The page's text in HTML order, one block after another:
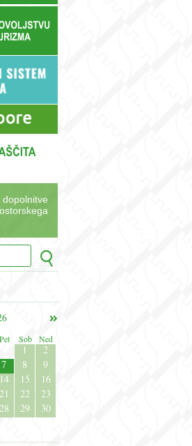
Pet Sob Ned
1
2
7 8
9
14 15
16
21 22
23
28 29
30